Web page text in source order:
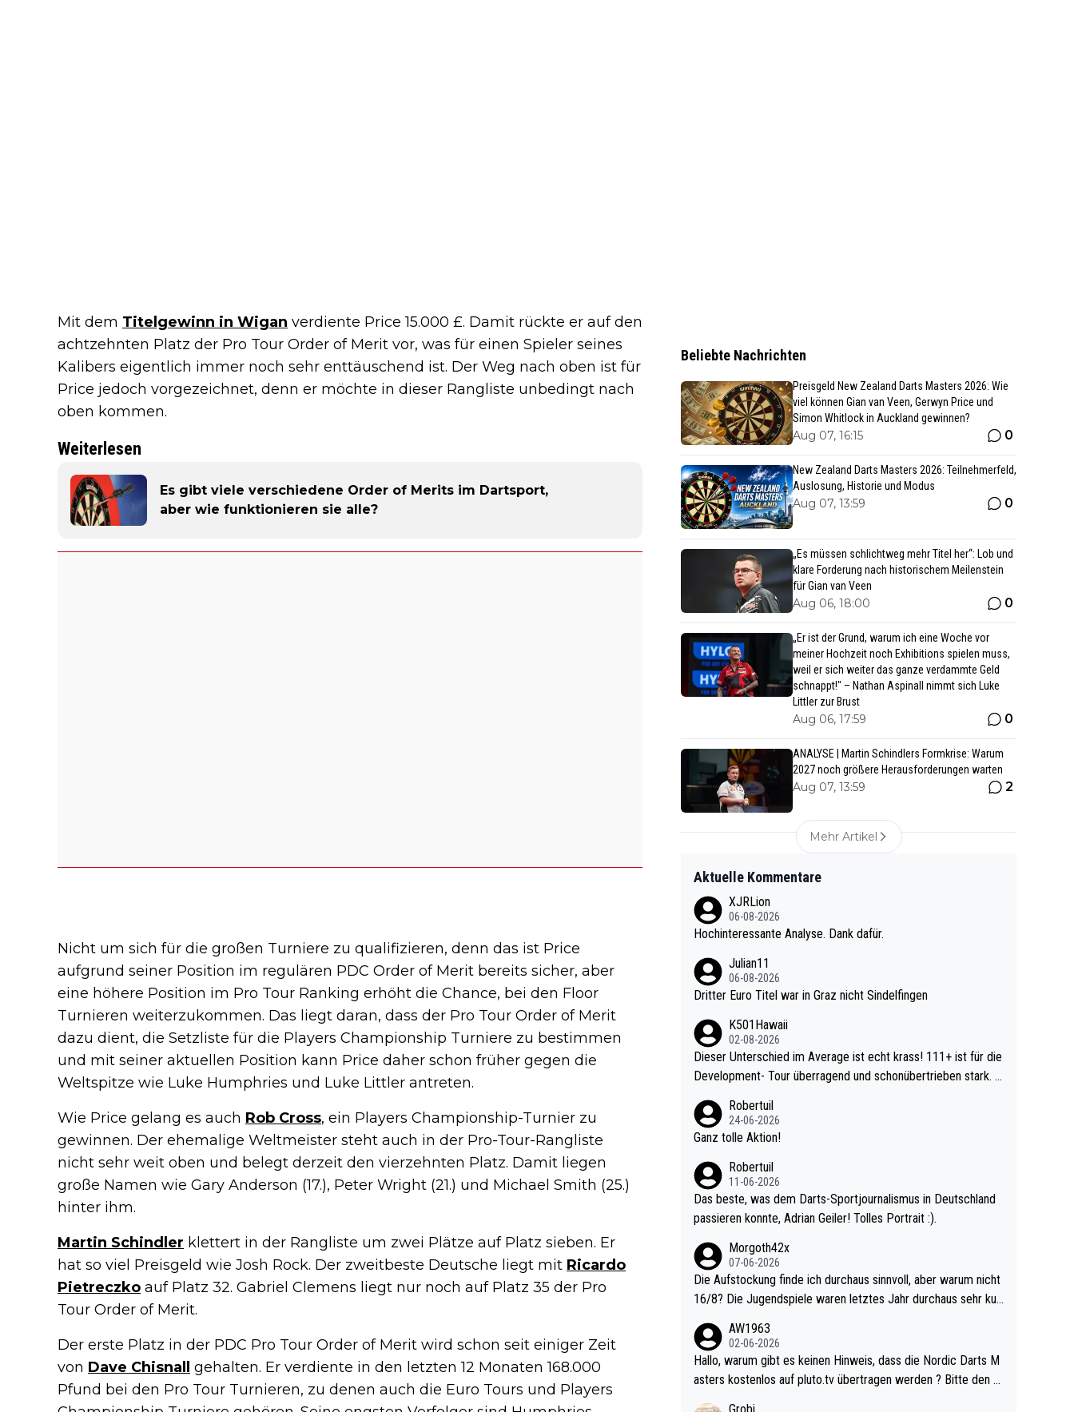
Mit dem Titelgewinn in Wigan verdiente Price 15.000 £. Damit rückte er auf den
achtzehnten Platz der Pro Tour Order of Merit vor, was für einen Spieler seines
Kalibers eigentlich immer noch sehr enttäuschend ist. Der Weg nach oben ist für
Price jedoch vorgezeichnet, denn er möchte in dieser Rangliste unbedingt nach
oben kommen.
Weiterlesen
Es gibt viele verschiedene Order of Merits im Dartsport,
aber wie funktionieren sie alle?
Nicht um sich für die großen Turniere zu qualifizieren, denn das ist Price
aufgrund seiner Position im regulären PDC Order of Merit bereits sicher, aber
eine höhere Position im Pro Tour Ranking erhöht die Chance, bei den Floor
Turnieren weiterzukommen. Das liegt daran, dass der Pro Tour Order of Merit
dazu dient, die Setzliste für die Players Championship Turniere zu bestimmen
und mit seiner aktuellen Position kann Price daher schon früher gegen die
Weltspitze wie Luke Humphries und Luke Littler antreten.
Wie Price gelang es auch Rob Cross, ein Players Championship-Turnier zu
gewinnen. Der ehemalige Weltmeister steht auch in der Pro-Tour-Rangliste
nicht sehr weit oben und belegt derzeit den vierzehnten Platz. Damit liegen
große Namen wie Gary Anderson (17.), Peter Wright (21.) und Michael Smith (25.)
hinter ihm.
Martin Schindler klettert in der Rangliste um zwei Plätze auf Platz sieben. Er
hat so viel Preisgeld wie Josh Rock. Der zweitbeste Deutsche liegt mit Ricardo
Pietreczko auf Platz 32. Gabriel Clemens liegt nur noch auf Platz 35 der Pro
Tour Order of Merit.
Der erste Platz in der PDC Pro Tour Order of Merit wird schon seit einiger Zeit
von Dave Chisnall gehalten. Er verdiente in den letzten 12 Monaten 168.000
Pfund bei den Pro Tour Turnieren, zu denen auch die Euro Tours und Players
Beliebte Nachrichten
Preisgeld New Zealand Darts Masters 2026: Wie
viel können Gian van Veen, Gerwyn Price und
Simon Whitlock in Auckland gewinnen?
Aug 07, 16:15 0
New Zealand Darts Masters 2026: Teilnehmerfeld,
Auslosung, Historie und Modus
Aug 07, 13:59 0
„Es müssen schlichtweg mehr Titel her“: Lob und
klare Forderung nach historischem Meilenstein
für Gian van Veen
Aug 06, 18:00 0
„Er ist der Grund, warum ich eine Woche vor
meiner Hochzeit noch Exhibitions spielen muss,
weil er sich weiter das ganze verdammte Geld
schnappt!" – Nathan Aspinall nimmt sich Luke
Littler zur Brust
Aug 06, 17:59 0
ANALYSE | Martin Schindlers Formkrise: Warum
2027 noch größere Herausforderungen warten
Aug 07, 13:59 2
Mehr Artikel
Aktuelle Kommentare
XJRLion
06-08-2026
Hochinteressante Analyse. Dank dafür.
Julian11
06-08-2026
Dritter Euro Titel war in Graz nicht Sindelfingen
K501Hawaii
02-08-2026
Dieser Unterschied im Average ist echt krass! 111+ ist für die
Development- Tour überragend und schonübertrieben stark. U
e mal 40+ erst recht. Da gewinnst keinen Blumentopf - ist ja n
och krasser wie ein Pokalspiel eines Kreisligisten vs einem Bu
Robertuil
24-06-2026
Ganz tolle Aktion!
Robertuil
11-06-2026
Das beste, was dem Darts-Sportjournalismus in Deutschland
passieren konnte, Adrian Geiler! Tolles Portrait :).
Morgoth42x
07-06-2026
Die Aufstockung finde ich durchaus sinnvoll, aber warum nicht
16/8? Die Jugendspiele waren letztes Jahr durchaus sehr kur
l. Allerdings ist Mitchell Lawrie als Nummer 1 der Welt eh quali
fiziert. Somit ändert die automatische Qualifikation des Weltm
eisters erstmal nichts. Ich denke sie wollen damit für nächste
AW1963
02-06-2026
Hallo, warum gibt es keinen Hinweis, dass die Nordic Darts M
asters kostenlos auf pluto.tv übertragen werden ? Bitte den A